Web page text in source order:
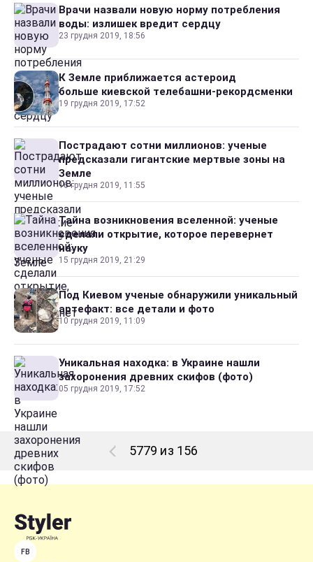
Врачи назвали новую норму потребления
воды: излишек вредит сердцу
23 грудня 2019, 18:56
К Земле приближается астероид
больше киевской телебашни-рекордсменки
19 грудня 2019, 17:52
Пострадают сотни миллионов: ученые
предсказали гигантские мертвые зоны на
Земле
16 грудня 2019, 11:55
Тайна возникновения вселенной: ученые
сделали открытие, которое перевернет
науку
15 грудня 2019, 21:29
Под Киевом ученые обнаружили уникальный
артефакт: все детали и фото
10 грудня 2019, 11:09
Уникальная находка: в Украине нашли
захоронения древних скифов (фото)
05 грудня 2019, 17:52
5779 из 156
FB